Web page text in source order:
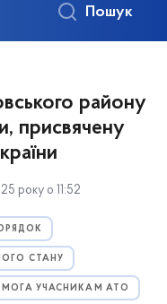
Пошук
району
присвячену
року о 11:52
СТАНУ
УЧАСНИКАМ АТО